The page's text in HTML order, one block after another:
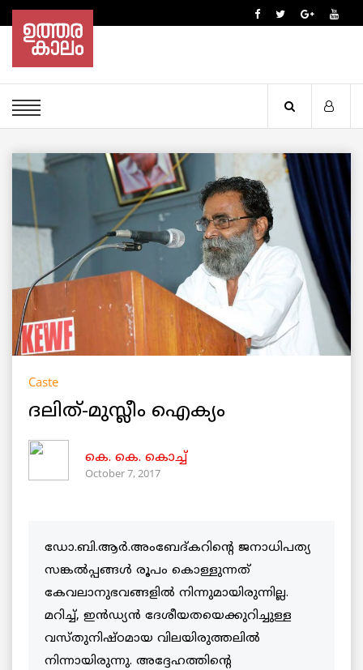
Caste
ദലിത്-മുസ്ലീം ഐക്യം
കെ. കെ. കൊച്ച്
October 7, 2017
ഡോ.ബി.ആര്‍.അംബേദ്കറിന്റെ ജനാധിപത്യ
സങ്കല്‍പ്പങ്ങള്‍ രൂപം കൊള്ളുന്നത്
കേവലാനുഭവങ്ങളില്‍ നിന്നുമായിരുന്നില്ല.
മറിച്ച്, ഇന്‍ഡ്യന്‍ ദേശീയതയെക്കുറിച്ചുള്ള
വസ്തുനിഷ്ഠമായ വിലയിരുത്തലില്‍
നിന്നായിരുന്നു. അദ്ദേഹത്തിന്റെ